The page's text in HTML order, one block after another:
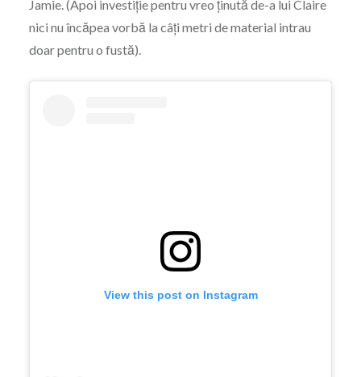
Jamie. (Apoi investiție pentru vreo ținută de-a lui Claire
nici nu încăpea vorbă la câți metri de material intrau
doar pentru o fustă).
View this post on Instagram